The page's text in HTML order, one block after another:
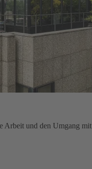
und den Umgang